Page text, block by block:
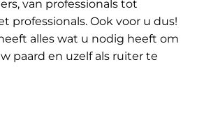
van professionals tot
professionals. Ook voor u dus!
alles wat u nodig heeft om
paard en uzelf als ruiter te